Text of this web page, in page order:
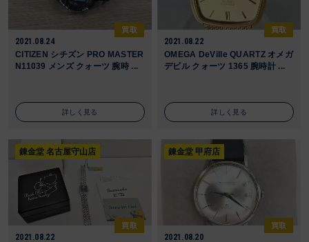
買取
2021.08.24
CITIZEN シチズン PRO MASTER
N11039 メンズ クォーツ 腕時 ...
詳しく見る
買取
2021.08.22
OMEGA DeVille QUARTZ オメガ
デビル クォーツ 1365 腕時計 ...
詳しく見る
錬金堂 名古屋守山店
買取
2021.08.22
錬金堂 甲府店
買取
2021.08.20